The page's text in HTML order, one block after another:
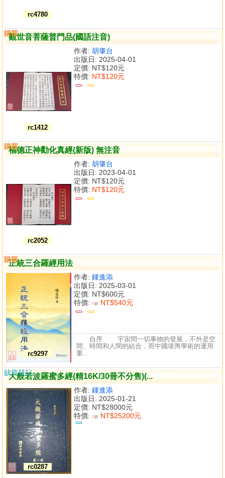
rc4780
觀世音菩薩普門品(國語注音)
rc1412
作者: 胡肇台
出版日: 2025-04-01
定價: NT$120元
特價: NT$120元
購買
比較
福德正神勸化真經(新版) 無注音
rc2052
作者: 胡肇台
出版日: 2023-04-01
定價: NT$120元
特價: NT$120元
購買
比較
正統三合羅經用法
rc9297
作者: 鍾進添
出版日: 2025-03-01
定價: NT$600元
特價: 9折 NT$540元
購買
比較
自序 宇宙間一切事物的發展，不外是空
間、時間和人間的結合，而中國堪輿學術的運用
重...
大般若波羅蜜多經(精16K/30冊不分售)(...
rc0287
作者: 鍾進添
出版日: 2025-01-21
定價: NT$28000元
特價: 9折 NT$25200元
缺貨登記